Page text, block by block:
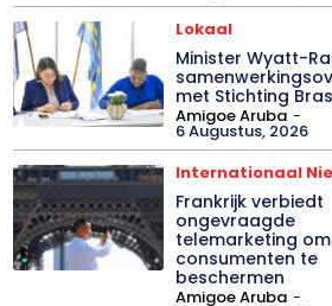
Lokaal
Minister Wyatt-
met Stichting
Amigoe Aruba -
6 Augustus, 2026
Internationaal
Frankrijk verbiedt
ongevraagde
telemarketing om
consumenten te
beschermen
Amigoe Aruba -